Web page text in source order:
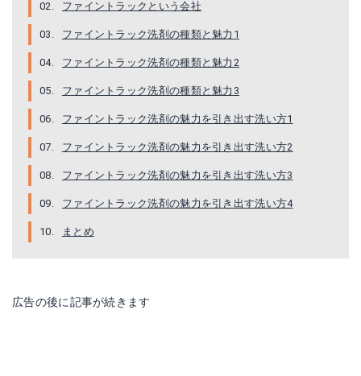
ファイントラックという会社
ファイントラック洗剤の種類と魅力1
ファイントラック洗剤の種類と魅力2
ファイントラック洗剤の種類と魅力3
ファイントラック洗剤の魅力を引き出す洗い方1
ファイントラック洗剤の魅力を引き出す洗い方2
ファイントラック洗剤の魅力を引き出す洗い方3
ファイントラック洗剤の魅力を引き出す洗い方4
まとめ
広告の後に記事が続きます